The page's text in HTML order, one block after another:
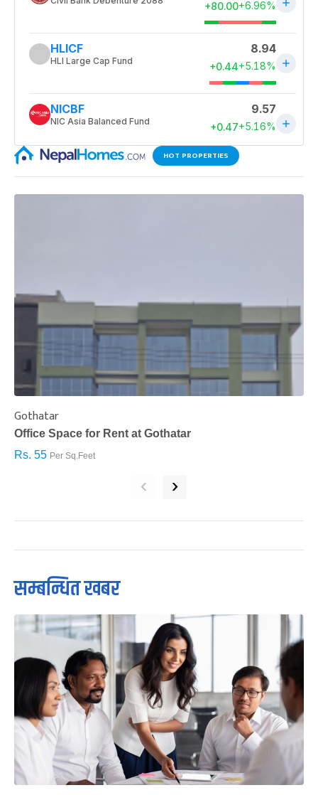
HOT PROPERTIES
Gothatar
Office Space for Rent at Gothatar
Rs. 55 Per Sq.Feet
‹ ›
सम्बन्धित खबर